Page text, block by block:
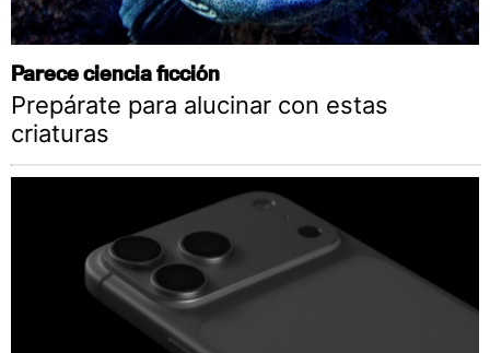
Parece ciencia ficción
Prepárate para alucinar con estas
criaturas